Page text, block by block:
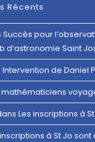
Récents
Succès pour
d’astronomie Saint
Intervention de Daniel
mathématiciens
Les inscriptions à
à St Jo